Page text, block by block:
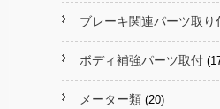
ブレーキ関連パーツ取り
ボディ補強パーツ取付
メーター類 (20)